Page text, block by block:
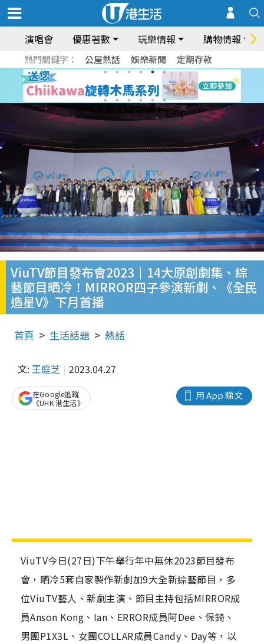
演唱會 優惠著數 玩樂情報 購物情報
熱門關鍵字： 公屋熱話 娛樂新聞 定期存款
ViuTV節目發布會2023｜14大原創劇集、綜
藝節目晒冷！MIRROR四子參演新劇、《全民
造星V》下月首播
首頁 生活話題 熱話
文: 王庭芝 2023.04.27
用 App 睇文
在Google追蹤
《UHK 港生活》
ViuTV今日(27日)下午舉行年中無休2023節目發布
會，晒冷5套自家製作新劇加9大全新綜藝節目，多
位ViuTV藝人、新劇主演、節目主持包括MIRROR成
員Anson Kong、Ian、ERROR成員阿Dee、保錡、
男團P1X3L、女團COLLAR成員Candy、Day等，以